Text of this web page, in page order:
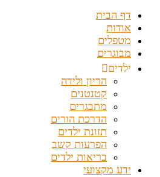
דף הבית
אודות
מטפלים
מבוגרים
ילדים
הריון ולידה
קטנטנים
מתבגרים
הדרכת הורים
תזונת ילדים
הפרעות קשב
בריאות ילדים
ידע מקצועי